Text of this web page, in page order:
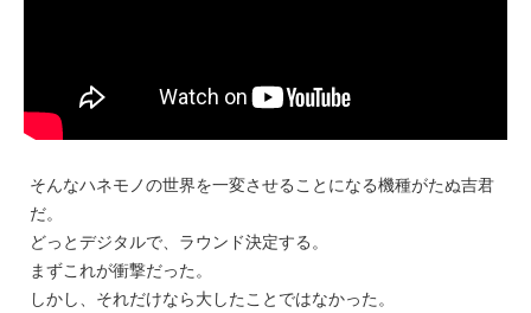
そんなハネモノの世界を一変させることになる機種がたぬ吉君
だ。
どっとデジタルで、ラウンド決定する。
まずこれが衝撃だった。
しかし、それだけなら大したことではなかった。